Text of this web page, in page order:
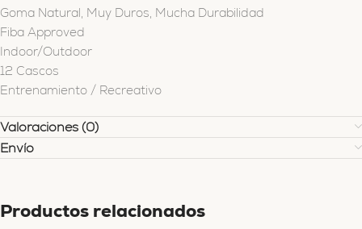
Goma Natural, Muy Duros, Mucha Durabilidad
Fiba Approved
Indoor/Outdoor
12 Cascos
Entrenamiento / Recreativo
Valoraciones (0)
Envío
Productos relacionados